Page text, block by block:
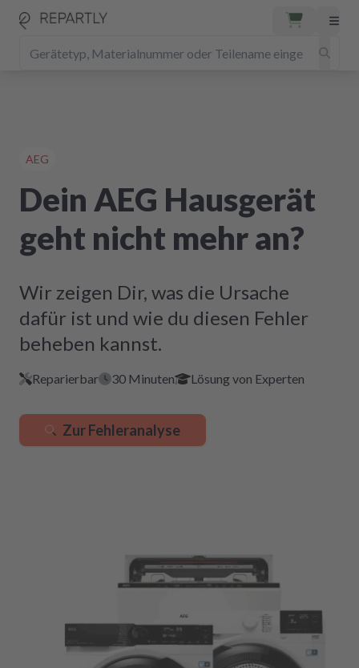
AEG
Dein AEG Hausgerät
geht nicht mehr an?
Wir zeigen Dir, was die Ursache
dafür ist und wie du diesen Fehler
beheben kannst.
Reparierbar 30 Minuten Lösung von Experten
Zur Fehleranalyse